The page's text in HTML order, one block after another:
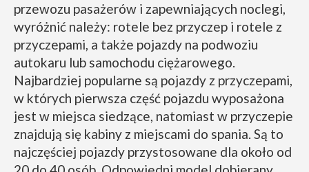
przewozu pasażerów i zapewniających noclegi,
wyróżnić należy: rotele bez przyczep i rotele z
przyczepami, a także pojazdy na podwoziu
autokaru lub samochodu ciężarowego.
Najbardziej popularne są pojazdy z przyczepami,
w których pierwsza część pojazdu wyposażona
jest w miejsca siedzące, natomiast w przyczepie
znajdują się kabiny z miejscami do spania. Są to
najczęściej pojazdy przystosowane dla około od